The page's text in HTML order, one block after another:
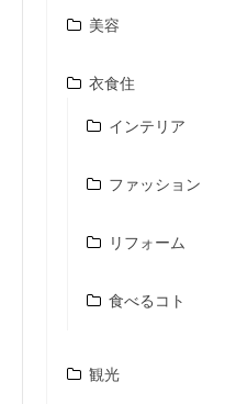
美容
衣食住
インテリア
ファッション
リフォーム
食べるコト
観光